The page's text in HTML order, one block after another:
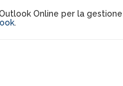
Online per la
.